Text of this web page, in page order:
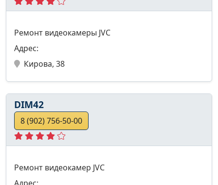
Ремонт видеокамеры JVC
Адрес:
Кирова, 38
DIM42
8 (902) 756-50-00
Ремонт видеокамер JVC
Адрес: